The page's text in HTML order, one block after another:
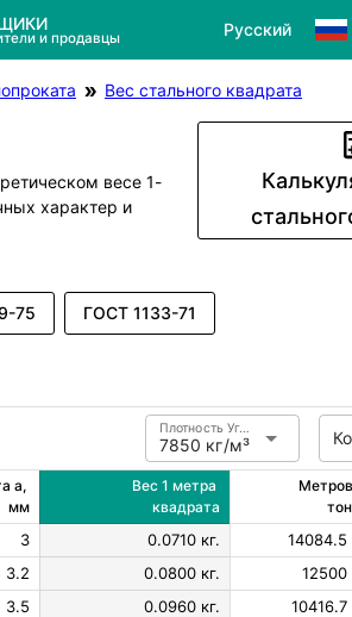
и продавцы Русский
Вес стального квадрата
весе 1-
характер и
75 ГОСТ 1133-71
7850 кг/м³
Плотность Углеродистая сталь
a,
мм
Вес 1 метра
квадрата
3 0.0710 кг. 14084.5
3.2 0.0800 кг. 12500
3.5 0.0960 кг.